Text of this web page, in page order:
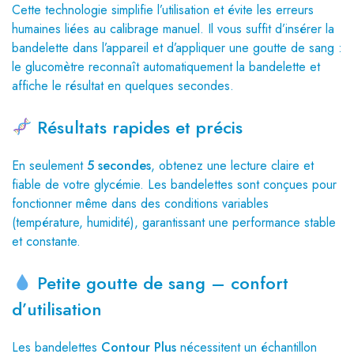
Cette technologie simplifie l’utilisation et évite les erreurs
humaines liées au calibrage manuel. Il vous suffit d’insérer la
bandelette dans l’appareil et d’appliquer une goutte de sang :
le glucomètre reconnaît automatiquement la bandelette et
affiche le résultat en quelques secondes.
Résultats rapides et précis
En seulement 5 secondes, obtenez une lecture claire et
fiable de votre glycémie. Les bandelettes sont conçues pour
fonctionner même dans des conditions variables
(température, humidité), garantissant une performance stable
et constante.
Petite goutte de sang – confort
d’utilisation
Les bandelettes Contour Plus nécessitent un échantillon